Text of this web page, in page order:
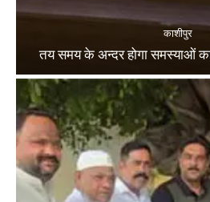
काशीपुर
तय समय के अन्दर होगा समस्याओं का